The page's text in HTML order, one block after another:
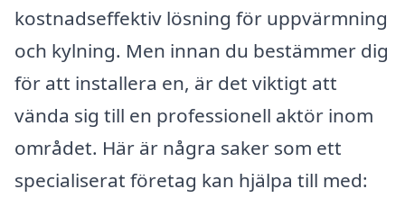
kostnadseffektiv lösning för uppvärmning
och kylning. Men innan du bestämmer dig
för att installera en, är det viktigt att
vända sig till en professionell aktör inom
området. Här är några saker som ett
specialiserat företag kan hjälpa till med: